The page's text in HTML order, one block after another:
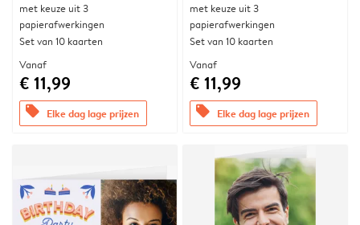
met keuze uit 3
papierafwerkingen
Set van 10 kaarten
Vanaf
€ 11,99
offers Elke dag lage prijzen
met keuze uit 3
papierafwerkingen
Set van 10 kaarten
Vanaf
€ 11,99
offers Elke dag lage prijzen